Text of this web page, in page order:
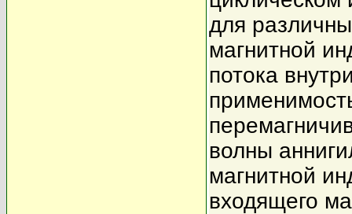
для
магнитной
потока
волны
магнитной
входящего